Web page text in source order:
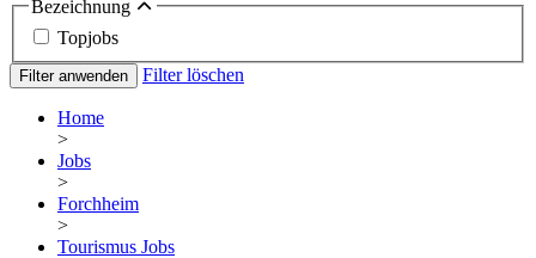
Bezeichnung
Topjobs
Filter anwenden Filter löschen
Home
>
Jobs
>
Forchheim
>
Tourismus Jobs